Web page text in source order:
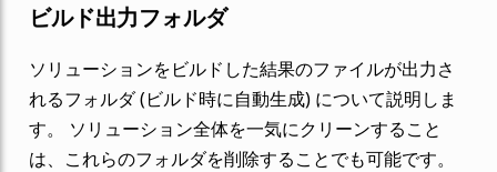
ビルド出力フォルダ
ソリューションをビルドした結果のファイルが出力さ
れるフォルダ (ビルド時に自動生成) について説明しま
す。 ソリューション全体を一気にクリーンすること
は、これらのフォルダを削除することでも可能です。